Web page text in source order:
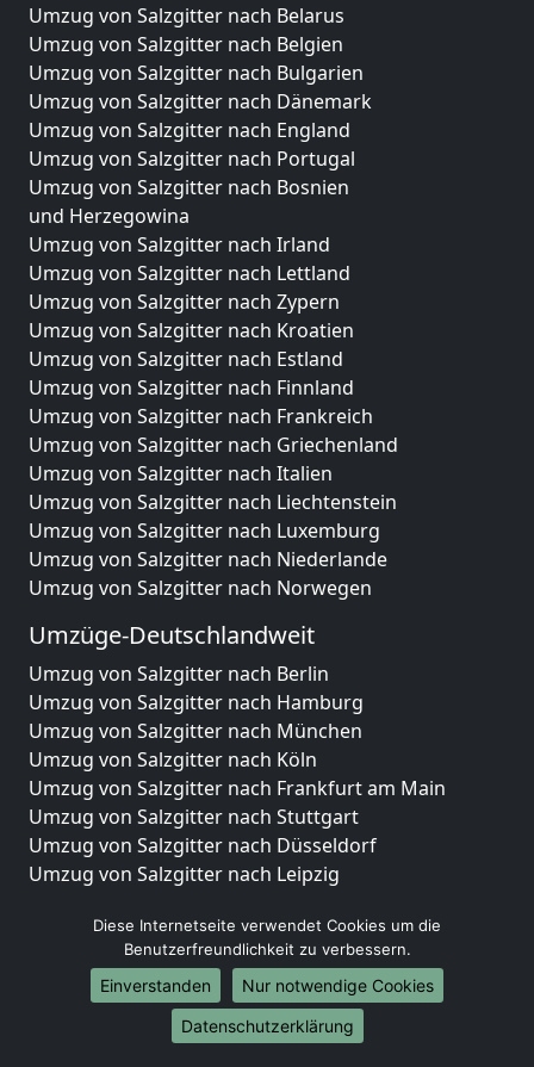
Umzug von Salzgitter nach Belarus
Umzug von Salzgitter nach Belgien
Umzug von Salzgitter nach Bulgarien
Umzug von Salzgitter nach Dänemark
Umzug von Salzgitter nach England
Umzug von Salzgitter nach Portugal
Umzug von Salzgitter nach Bosnien
und Herzegowina
Umzug von Salzgitter nach Irland
Umzug von Salzgitter nach Lettland
Umzug von Salzgitter nach Zypern
Umzug von Salzgitter nach Kroatien
Umzug von Salzgitter nach Estland
Umzug von Salzgitter nach Finnland
Umzug von Salzgitter nach Frankreich
Umzug von Salzgitter nach Griechenland
Umzug von Salzgitter nach Italien
Umzug von Salzgitter nach Liechtenstein
Umzug von Salzgitter nach Luxemburg
Umzug von Salzgitter nach Niederlande
Umzug von Salzgitter nach Norwegen
Umzüge-Deutschlandweit
Umzug von Salzgitter nach Berlin
Umzug von Salzgitter nach Hamburg
Umzug von Salzgitter nach München
Umzug von Salzgitter nach Köln
Umzug von Salzgitter nach Frankfurt am Main
Umzug von Salzgitter nach Stuttgart
Umzug von Salzgitter nach Düsseldorf
Umzug von Salzgitter nach Leipzig
Umzug von Salzgitter nach Essen
Umzug von Salzgitter nach Bremen
Umzug von Salzgitter nach Dresden
Umzug von Salzgitter nach Hannover
Umzug von Salzgitter nach Nürnberg
Diese Internetseite verwendet Cookies um die
Benutzerfreundlichkeit zu verbessern.
Einverstanden
Nur notwendige Cookies
Datenschutzerklärung